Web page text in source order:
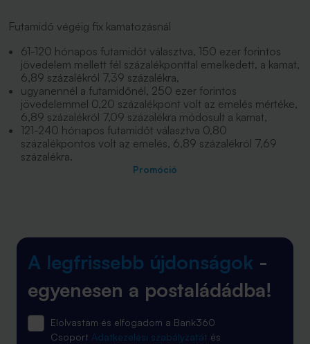
Futamidő végéig fix kamatozásnál
61-120 hónapos futamidőt választva, 150 ezer forintos
jövedelem mellett fél százalékponttal emelkedett, a kamat,
6,89 százalékról 7,39 százalékra,
ugyanennél a futamidőnél, 250 ezer forintos
jövedelemmel 0,20 százalékpont volt az emelés mértéke,
6,89 százalékról 7,09 százalékra módosult a kamat,
121-240 hónapos futamidőt választva 0,80
százalékpontos volt az emelés, 6,89 százalékról 7,69
százalékra.
Promóció
A legfrissebb újdonságok -
egyenesen a postaládádba!
Elolvastam és elfogadom a Bank360
Csoport Adatkezelési szabályzatát és